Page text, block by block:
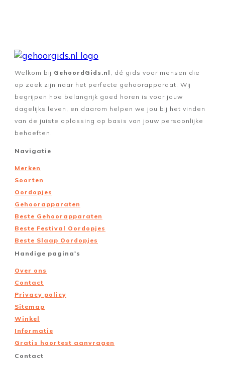
Welkom bij GehoordGids.nl , dé gids voor mensen die
op zoek zijn naar het perfecte gehoorapparaat. Wij
begrijpen hoe belangrijk goed horen is voor jouw
dagelijks leven, en daarom helpen we jou bij het vinden
van de juiste oplossing op basis van jouw persoonlijke
behoeften.
Navigatie
Merken
Soorten
Oordopjes
Gehoorapparaten
Beste Gehoorapparaten
Beste Festival Oordopjes
Beste Slaap Oordopjes
Handige pagina's
Over ons
Contact
Privacy policy
Sitemap
Winkel
Informatie
Gratis hoortest aanvragen
Contact